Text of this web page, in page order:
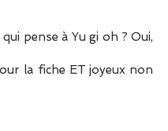
pense à Yu gi oh ? Oui,
la fiche ET joyeux non